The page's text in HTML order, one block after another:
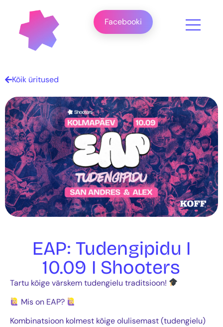
Facebooki
Kõik üritused
EAP: Tudengipidu I
10.09 I Shooters
Tartu kõige värskem tudengielu traditsioon!
Mis on EAP?
Kombinatsioon kolmest kõige olulisemast (tudengielu)